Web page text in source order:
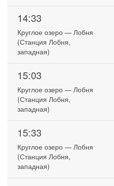
14:33
Круглое озеро — Лобня
(Станция Лобня,
западная)
15:03
Круглое озеро — Лобня
(Станция Лобня,
западная)
15:33
Круглое озеро — Лобня
(Станция Лобня,
западная)